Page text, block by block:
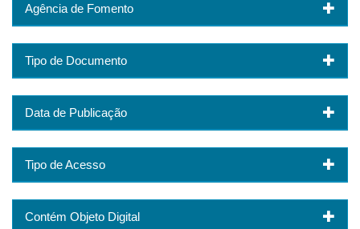
Agência de Fomento
Tipo de Documento
Data de Publicação
Tipo de Acesso
Contém Objeto Digital